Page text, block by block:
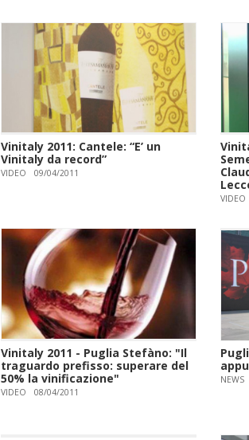
Vinitaly 2011: Cantele: “E’ un
Vinitaly da record”
VIDEO 09/04/2011
VIDEO
Vinitaly 2011 - Puglia Stefàno: "Il
traguardo prefisso: superare del
50% la vinificazione"
VIDEO 08/04/2011
NEWS